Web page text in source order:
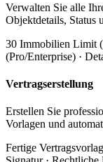
Verwalten Sie alle
Objektdetails, Status
30 Immobilien Limit
(Pro/Enterprise) ·
Vertragserstellung
Erstellen Sie
Vorlagen und
Fertige